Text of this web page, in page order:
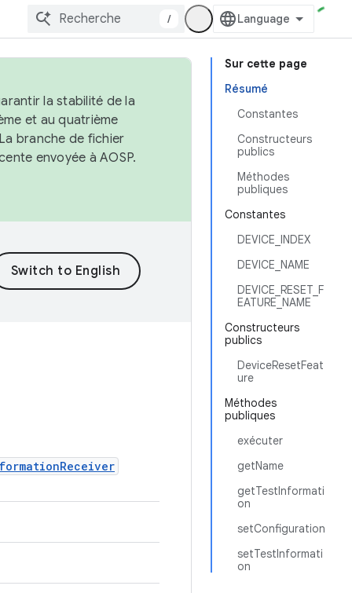
/
Sur cette page
Résumé
Constantes
Constructeurs
publics
Méthodes
publiques
Constantes
DEVICE_INDEX
DEVICE_NAME
DEVICE_RESET_F
EATURE_NAME
Constructeurs
publics
DeviceResetFeat
ure
Méthodes
publiques
exécuter
getName
getTestInformati
on
setConfiguration
setTestInformati
on
la stabilité de la
et au quatrième
branche de fichier
envoyée à AOSP.